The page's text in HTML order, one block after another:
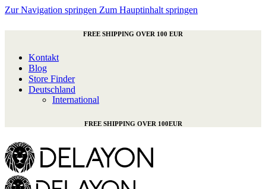
Zur Navigation springen Zum Hauptinhalt springen
FREE SHIPPING OVER 100 EUR
Kontakt
Blog
Store Finder
Deutschland
International
FREE SHIPPING OVER 100EUR